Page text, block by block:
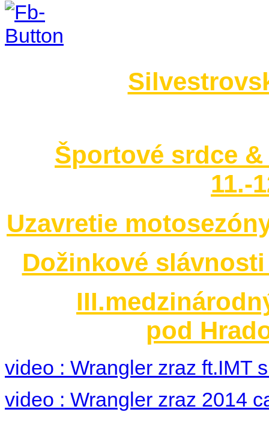
Športové srdce
11.-
Uzavretie
Dožinkové slávnosti
pod
video : Wrangler zraz ft.IMT
video : Wrangler zraz 2014